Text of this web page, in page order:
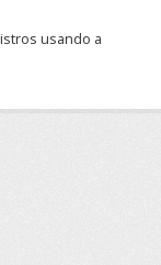
usando a